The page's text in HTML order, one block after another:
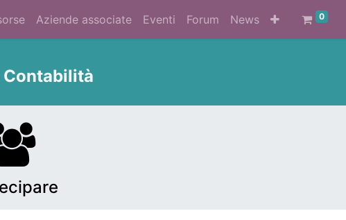
Aziende associate Eventi Forum News 0
Contabilità